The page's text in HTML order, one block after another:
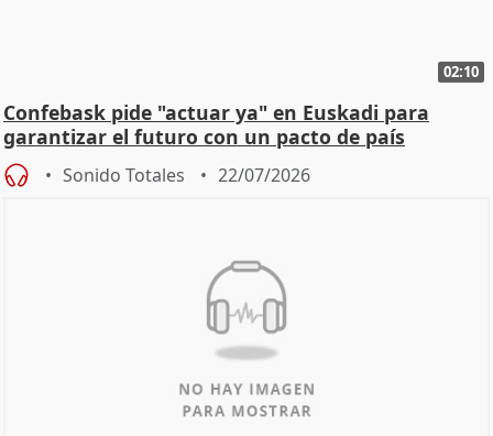
02:10
Confebask pide "actuar ya" en Euskadi para
garantizar el futuro con un pacto de país
Sonido Totales 22/07/2026